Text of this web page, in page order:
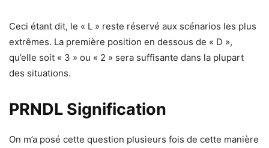
Ceci étant dit, le « L » reste réservé aux scénarios les plus
extrêmes. La première position en dessous de « D »,
qu’elle soit « 3 » ou « 2 » sera suffisante dans la plupart
des situations.
PRNDL Signification
On m’a posé cette question plusieurs fois de cette manière